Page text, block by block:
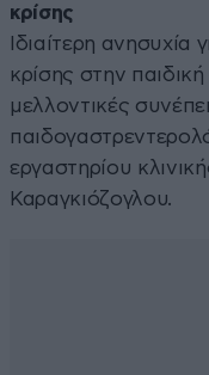
κρίσης
Ιδιαίτερη ανησυχία
κρίσης στην
μελλοντικές
εργαστηρίου
Καραγκιόζογλου.